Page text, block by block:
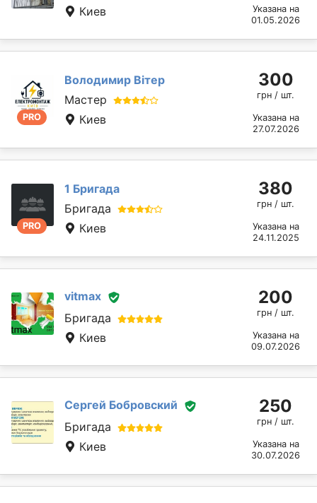
Киев
Указана на
01.05.2026
PRO
Володимир Вітер
Мастер
Киев
300
грн / шт.
Указана на
27.07.2026
PRO
1 Бригада
Бригада
Киев
380
грн / шт.
Указана на
24.11.2025
vitmax
Бригада
Киев
200
грн / шт.
Указана на
09.07.2026
Сергей Бобровский
Бригада
Киев
250
грн / шт.
Указана на
30.07.2026